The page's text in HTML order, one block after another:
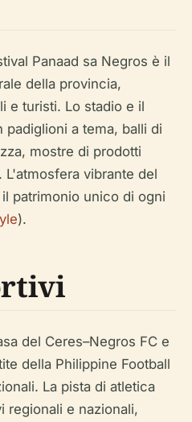
Panaad sa Negros è il
della provincia,
e turisti. Lo stadio e il
a tema, balli di
mostre di prodotti
vibrante del
patrimonio unico di ogni
).
del Ceres–Negros FC e
della Philippine Football
La pista di atletica
regionali e nazionali,